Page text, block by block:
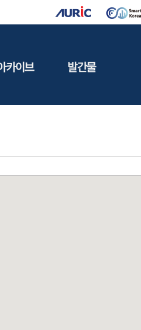
카이브 발간물
건축도시연구